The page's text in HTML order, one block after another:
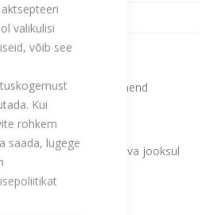
valikulisi
võib see
Kui
rohkem
saada, lugege
95.00 €
1-3 tööpäeva
ja kasutusjuhend
piires tasuta
ja tagastada 14 päeva jooksul
kaheaastane garantii